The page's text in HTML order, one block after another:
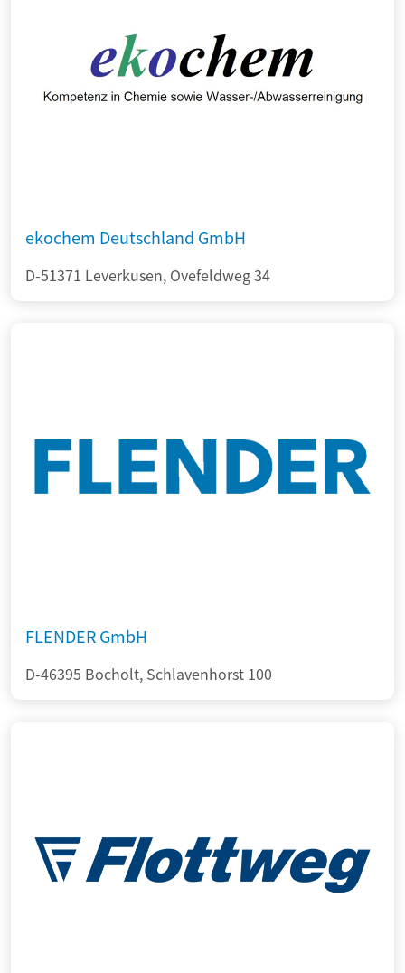
ekochem Deutschland GmbH
D-51371 Leverkusen, Ovefeldweg 34
FLENDER GmbH
D-46395 Bocholt, Schlavenhorst 100